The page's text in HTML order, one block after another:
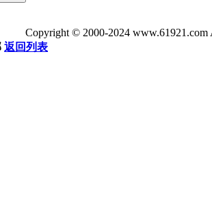
Copyright © 2000-2024
返回列表